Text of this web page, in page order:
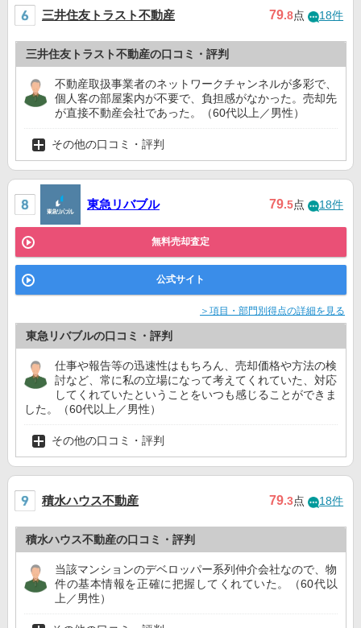
三井住友トラスト不動産 79.8点 18件
三井住友トラスト不動産の口コミ・評判
不動産取扱事業者のネットワークチャンネルが多彩で、
個人客の部屋案内が不要で、負担感がなかった。売却先
が直接不動産会社であった。（60代以上／男性）
その他の口コミ・評判
東急リバブル 79.5点 18件
無料売却査定
公式サイト
＞項目・部門別得点の詳細を見る
東急リバブルの口コミ・評判
仕事や報告等の迅速性はもちろん、売却価格や方法の検
討など、常に私の立場になって考えてくれていた、対応
してくれていたということをいつも感じることができま
した。（60代以上／男性）
その他の口コミ・評判
積水ハウス不動産 79.3点 18件
積水ハウス不動産の口コミ・評判
当該マンションのデベロッパー系列仲介会社なので、物
件の基本情報を正確に把握してくれていた。（60代以
上／男性）